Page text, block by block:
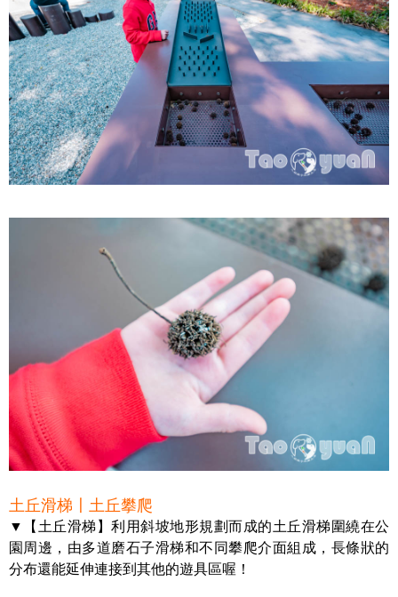
土丘滑梯〡土丘攀爬
▼【土丘滑梯】利用斜坡地形規劃而成的土丘滑梯圍繞在公
園周邊，由多道磨石子滑梯和不同攀爬介面組成，長條狀的
分布還能延伸連接到其他的遊具區喔！